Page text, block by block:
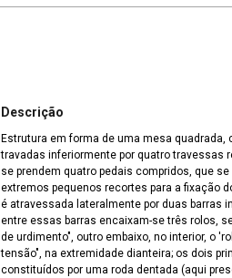
Descrição
Estrutura em forma de uma mesa quadrada,
travadas inferiormente por quatro travessas
se prendem quatro pedais compridos, que
extremos pequenos recortes para a fixação
é atravessada lateralmente por duas barras
entre essas barras encaixam-se três rolos,
de urdimento", outro embaixo, no interior, o
tensão", na extremidade dianteira; os dois primeiros possuem sistemas de bloqueio
constituídos por uma roda dentada (aqui